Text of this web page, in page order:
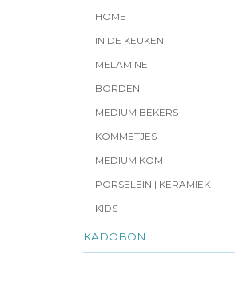
HOME
IN DE KEUKEN
MELAMINE
BORDEN
MEDIUM BEKERS
KOMMETJES
MEDIUM KOM
PORSELEIN | KERAMIEK
KIDS
KADOBON